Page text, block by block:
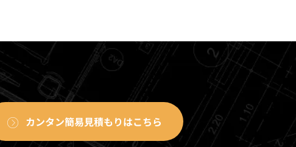
カンタン簡易見積もりはこちら